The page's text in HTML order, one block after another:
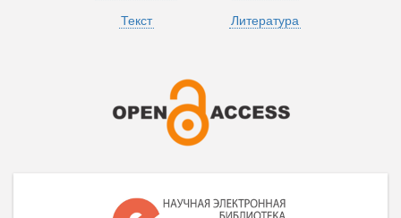
Текст
Литература